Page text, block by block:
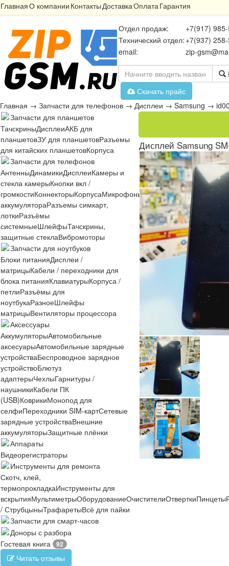
ГлавнаяО компании КонтактыДоставкаОплатаГарантия
Отдел продаж:
+7(917)
Технический отдел: +7(937)
email:
zip-
Скачать прайс
Главная → Запчасти для телефонов → Дисплеи → Samsung →
Запчасти для планшетов
ТачскриныДисплеиАКБ для
планшетовЗУ для планшетовРазъемы
для китайских планшетовКорпуса
Запчасти для телефонов
АнтенныДинамикиДисплеиКамеры и
стекла камерыКнопки вкл /
громкостиКоннекторыКорпусаМикрофоныМикросхемыПлаты
аккумулятораРазъемы симкарт,
лоткиРазъёмы
системныеШлейфыТачскрины,
защитные стеклаВибромоторы
Запчасти для ноутбуков
Блоки питанияДисплеи /
матрицыКабели / переходники для
блока питанияКлавиатурыКорпуса /
петлиРазъёмы для
ноутбукаРазноеШлейфы
матрицыВентиляторы процессора
Аксессуары
АккумуляторыАвтомобильные
аксесуарыАвтомобильные зарядные
устройстваБеспроводное зарядное
устройствоБлютуз
адаптерыЧехлыГарнитуры /
наушникиКабели ПК
(USB)КоврикиМонопод для
селфиПереходники SIM-картСетевые
зарядные устройстваВнешние
аккумуляторыЗащитные плёнки
Аппараты
Видеорегистраторы
Инструменты для ремонта
Скотч, клей,
термопрокладкаИнструменты для
вскрытияМультиметрыОборудованиеОчистителиОтверткиПинцеты
/ СтрубцыныТрафаретыВсё для пайки
Запчасти для смарт-часов
Доноры с разбора
Гостевая книга
92
Читать отзывы
Дисплей Samsung